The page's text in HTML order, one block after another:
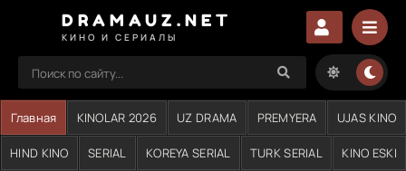
DRAMAUZ.NET
КИНО И СЕРИАЛЫ
Главная KINOLAR 2026 UZ DRAMA PREMYERA UJAS KINO
HIND KINO SERIAL KOREYA SERIAL TURK SERIAL KINO ESKI